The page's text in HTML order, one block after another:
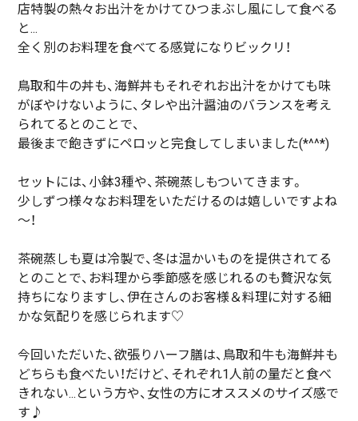
店特製の熱々お出汁をかけてひつまぶし風にして食べる
と...
全く別のお料理を食べてる感覚になりビックリ！
鳥取和牛の丼も、海鮮丼もそれぞれお出汁をかけても味
がぼやけないように、タレや出汁醤油のバランスを考え
られてるとのことで、
最後まで飽きずにペロッと完食してしまいました(*^^*)
セットには、小鉢3種や、茶碗蒸しもついてきます。
少しずつ様々なお料理をいただけるのは嬉しいですよね
～！
茶碗蒸しも夏は冷製で、冬は温かいものを提供されてる
とのことで、お料理から季節感を感じれるのも贅沢な気
持ちになりますし、伊在さんのお客様＆料理に対する細
かな気配りを感じられます♡
今回いただいた、欲張りハーフ膳は、鳥取和牛も海鮮丼も
どちらも食べたい！だけど、それぞれ1人前の量だと食べ
きれない...という方や、女性の方にオススメのサイズ感で
す♪